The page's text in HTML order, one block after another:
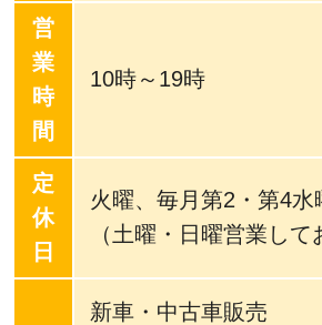
営
業
時
間
10時～19時
定
休
日
火曜、毎月第2・第4水
（土曜・日曜営業して
新車・中古車販売